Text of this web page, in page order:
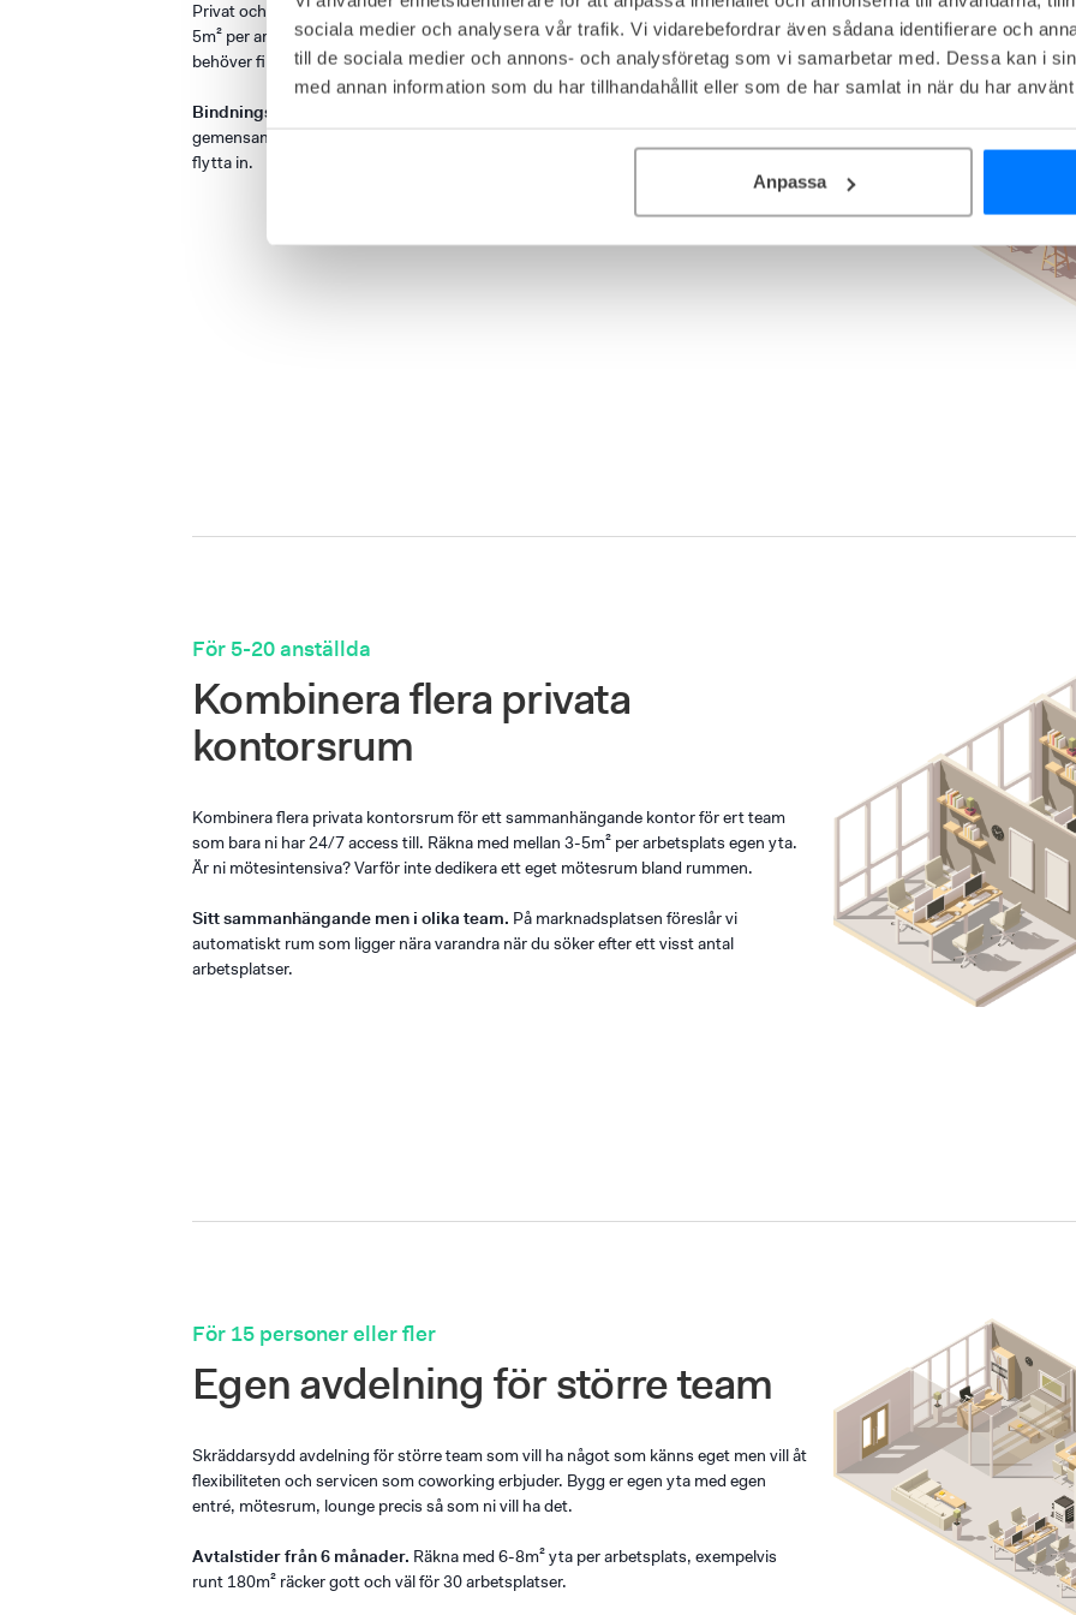
sociala medier och analysera vår trafik. Vi vidarebefordrar även sådana identifierare och
till de sociala medier och annons- och analysföretag som vi samarbetar med. Dessa kan i
med annan information som du har tillhandahållit eller som de har samlat in när du har
Anpassa
Privat och låsbara kontorsrum som bara ni har 24/7 access till. Räkna med mellan 3-
5m² per arbetsplats egen kontorsyta. Rummen är nästan alltid möblerade och allt ni
behöver finns på plats.
Bindningstid från 1 månad.
gemensamma ytorna. Priserna på marknadsplatsen inkluderar allt ni behöver för att
flytta in.
För 5-20 anställda
Kombinera flera privata
kontorsrum
Kombinera flera privata kontorsrum för ett sammanhängande kontor för ert team
som bara ni har 24/7 access till. Räkna med mellan 3-5m² per arbetsplats egen yta.
Är ni mötesintensiva? Varför inte dedikera ett eget mötesrum bland rummen.
Sitt sammanhängande men i olika team. På marknadsplatsen föreslår vi
automatiskt rum som ligger nära varandra när du söker efter ett visst antal
arbetsplatser.
För 15 personer eller fler
Egen avdelning för större team
Skräddarsydd avdelning för större team som vill ha något som känns eget men vill åt
flexibiliteten och servicen som coworking erbjuder. Bygg er egen yta med egen
entré, mötesrum, lounge precis så som ni vill ha det.
Avtalstider från 6 månader. Räkna med 6-8m² yta per arbetsplats, exempelvis
runt 180m² räcker gott och väl för 30 arbetsplatser.